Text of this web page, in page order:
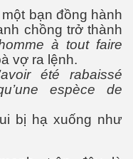
bạn đồng hành
chồng trở thành
à tout faire
vợ ra lệnh.
été rabaissé
espèce de
bị hạ xuống như